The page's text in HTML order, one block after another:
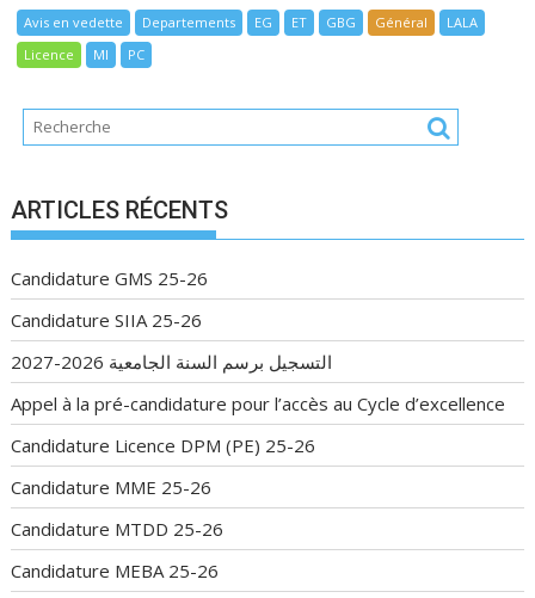
Avis en vedette Departements EG ET GBG Général
LALA
Licence
MI PC
ARTICLES RÉCENTS
Candidature GMS 25-26
Candidature SIIA 25-26
التسجيل برسم السنة الجامعية 2026-2027
Appel à la pré-candidature pour l’accès au Cycle d’excellence
Candidature Licence DPM (PE) 25-26
Candidature MME 25-26
Candidature MTDD 25-26
Candidature MEBA 25-26